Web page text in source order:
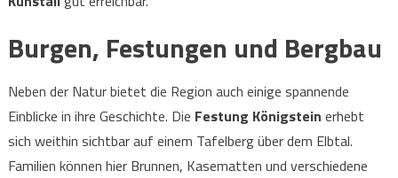
Burgen, Festungen und Bergbau
Neben der Natur bietet die Region auch einige spannende
Einblicke in ihre Geschichte. Die Festung Königstein erhebt
sich weithin sichtbar auf einem Tafelberg über dem Elbtal.
Familien können hier Brunnen, Kasematten und verschiedene